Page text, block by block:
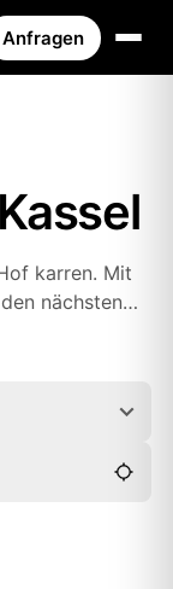
Anfragen
karren. Mit
nächsten
ist dabei